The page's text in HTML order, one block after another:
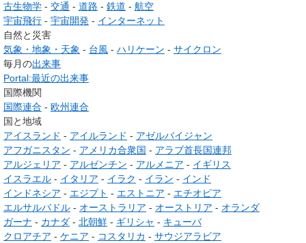
古生物学 - 交通 - 道路 - 鉄道 - 航空
宇宙飛行 - 宇宙開発 - インターネット
自然と災害
気象・地象・天象 - 台風 - ハリケーン - サイクロン
毎月の出来事
Portal:最近の出来事
国際機関
国際連合 - 欧州連合
国と地域
アイスランド - アイルランド - アゼルバイジャン
アフガニスタン - アメリカ合衆国 - アラブ首長国連邦
アルジェリア - アルゼンチン - アルメニア - イギリス
イスラエル - イタリア - イラク - イラン - インド
インドネシア - エジプト - エストニア - エチオピア
エルサルバドル - オーストラリア - オーストリア - オランダ
ガーナ - カナダ - 北朝鮮 - ギリシャ - キューバ
クロアチア - ケニア - コスタリカ - サウジアラビア